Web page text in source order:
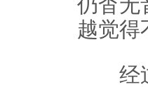
越觉得
经过